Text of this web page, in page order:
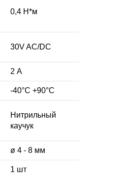
0,4 Н*м
30V AC/DC
2 А
-40°C +90°C
Нитрильный
каучук
ø 4 - 8 мм
1 шт